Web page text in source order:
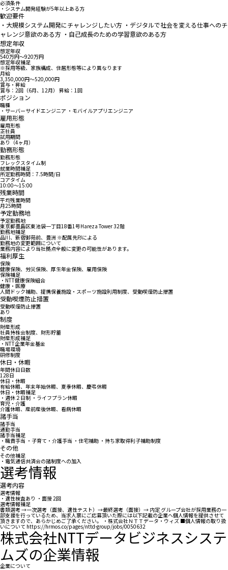
必須条件
・システム開発経験が5年以上ある方
歓迎要件
・大規模システム開発にチャレンジしたい方 ・デジタルで社会を変える仕事へのチ
ャレンジ意欲のある方 ・自己成長のための学習意欲のある方
想定年収
想定年収
540万円〜920万円
想定年収補足
※採用等級、家族構成、住居形態等により異なります
月給
3,350,000円〜520,000円
賞与・昇給
賞与：2回（6月、12月） 昇給：1回
ポジション
職種
・サーバーサイドエンジニア ・モバイルアプリエンジニア
雇用形態
雇用形態
正社員
試用期間
あり（4ヶ月）
勤務形態
勤務形態
フレックスタイム制
就業時間補足
所定勤務時間：7.5時間/日
コアタイム
10:00〜15:00
残業時間
平均残業時間
月25時間
予定勤務地
予定勤務地
東京都豊島区東池袋一丁目18番1号Hareza Tower 32階
勤務地補足
品川、新宿御苑前、豊洲 ※配属先PJによる
勤務地の変更範囲について
業務内容により当社拠点全般に変更の可能性があります。
福利厚生
保険
健康保険、労災保険、厚生年金保険、雇用保険
保険補足
・NTT健康保険組合
健康・医療
人間ドック補助、提携保養施設・スポーツ施設利用制度、受動喫煙防止措置
受動喫煙防止措置
受動喫煙防止措置
あり
制度
財産形成
社員持株会制度、財形貯蓄
財産形成補足
・NTT企業年金基金
職場環境
研修制度
休日・休暇
年間休日日数
128日
休日・休暇
有給休暇、年末年始休暇、夏季休暇、慶弔休暇
休日・休暇補足
・週休２日制 ・ライフプラン休暇
育児・介護
介護休暇、産前産後休暇、看病休暇
諸手当
諸手当
通勤手当
諸手当補足
・職責手当 ・子育て・介護手当 ・住宅補助 ・持ち家取得利子補助制度
その他
その他補足
・電気通信共済会の諸制度への加入
選考情報
選考内容
選考情報
・適性検査あり ・面接 2回
選考情報補足
書類選考 →一次選考（面接、適性テスト）→最終選考（面接）→ 内定 グループ会社が採用業務の一
部支援を行っているため、当求人票にご応募頂いた際には以下記載の企業へ個人情報を提供させて
頂きますので、あらかじめご了承ください。 ・株式会社ＮＴＴデータ・ウィズ ■個人情報の取り扱
いについて https://hrmos.co/pages/nttd-group/jobs/0050632
株式会社NTTデータビジネスシステ
ムズの企業情報
企業について